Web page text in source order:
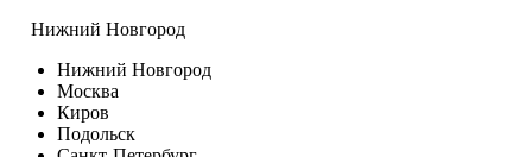
Нижний Новгород
Нижний Новгород
Москва
Киров
Подольск